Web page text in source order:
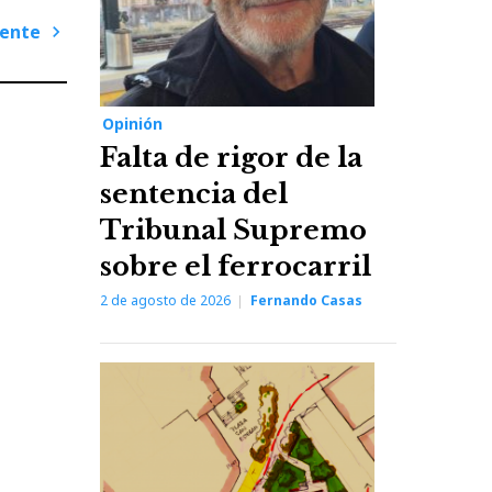
Opinión
Falta de rigor de la
sentencia del
Tribunal Supremo
sobre el ferrocarril
2 de agosto de 2026 Fernando Casas